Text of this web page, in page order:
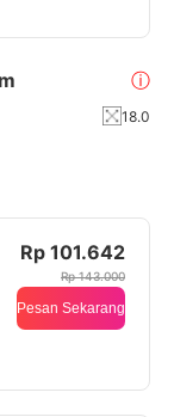
ⓘ
18.0
Rp 101.642
Rp 143.000
Pesan Sekarang